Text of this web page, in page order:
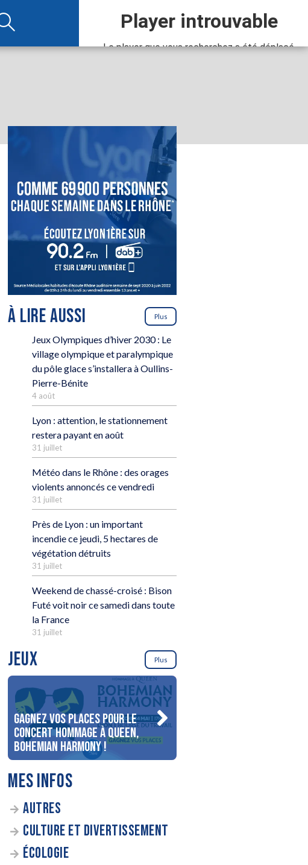
À LIRE AUSSI Plus
Jeux Olympiques d’hiver 2030 : Le
village olympique et paralympique
du pôle glace s’installera à Oullins-
Pierre-Bénite
4 août
Lyon : attention, le stationnement
restera payant en août
31 juillet
Météo dans le Rhône : des orages
violents annoncés ce vendredi
31 juillet
Près de Lyon : un important
incendie ce jeudi, 5 hectares de
végétation détruits
31 juillet
Weekend de chassé-croisé : Bison
Futé voit noir ce samedi dans toute
la France
31 juillet
JEUX Plus
Gagnez vos places pour le
concert Hommage à Queen,
Bohemian Harmony !
MES INFOS
AUTRES
CULTURE ET DIVERTISSEMENT
ÉCOLOGIE